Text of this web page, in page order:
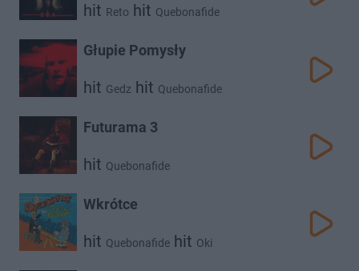
hit Reto hit Quebonafide
Głupie Pomysły
hit Gedz hit Quebonafide
Futurama 3
hit Quebonafide
Wkrótce
hit Quebonafide hit Oki